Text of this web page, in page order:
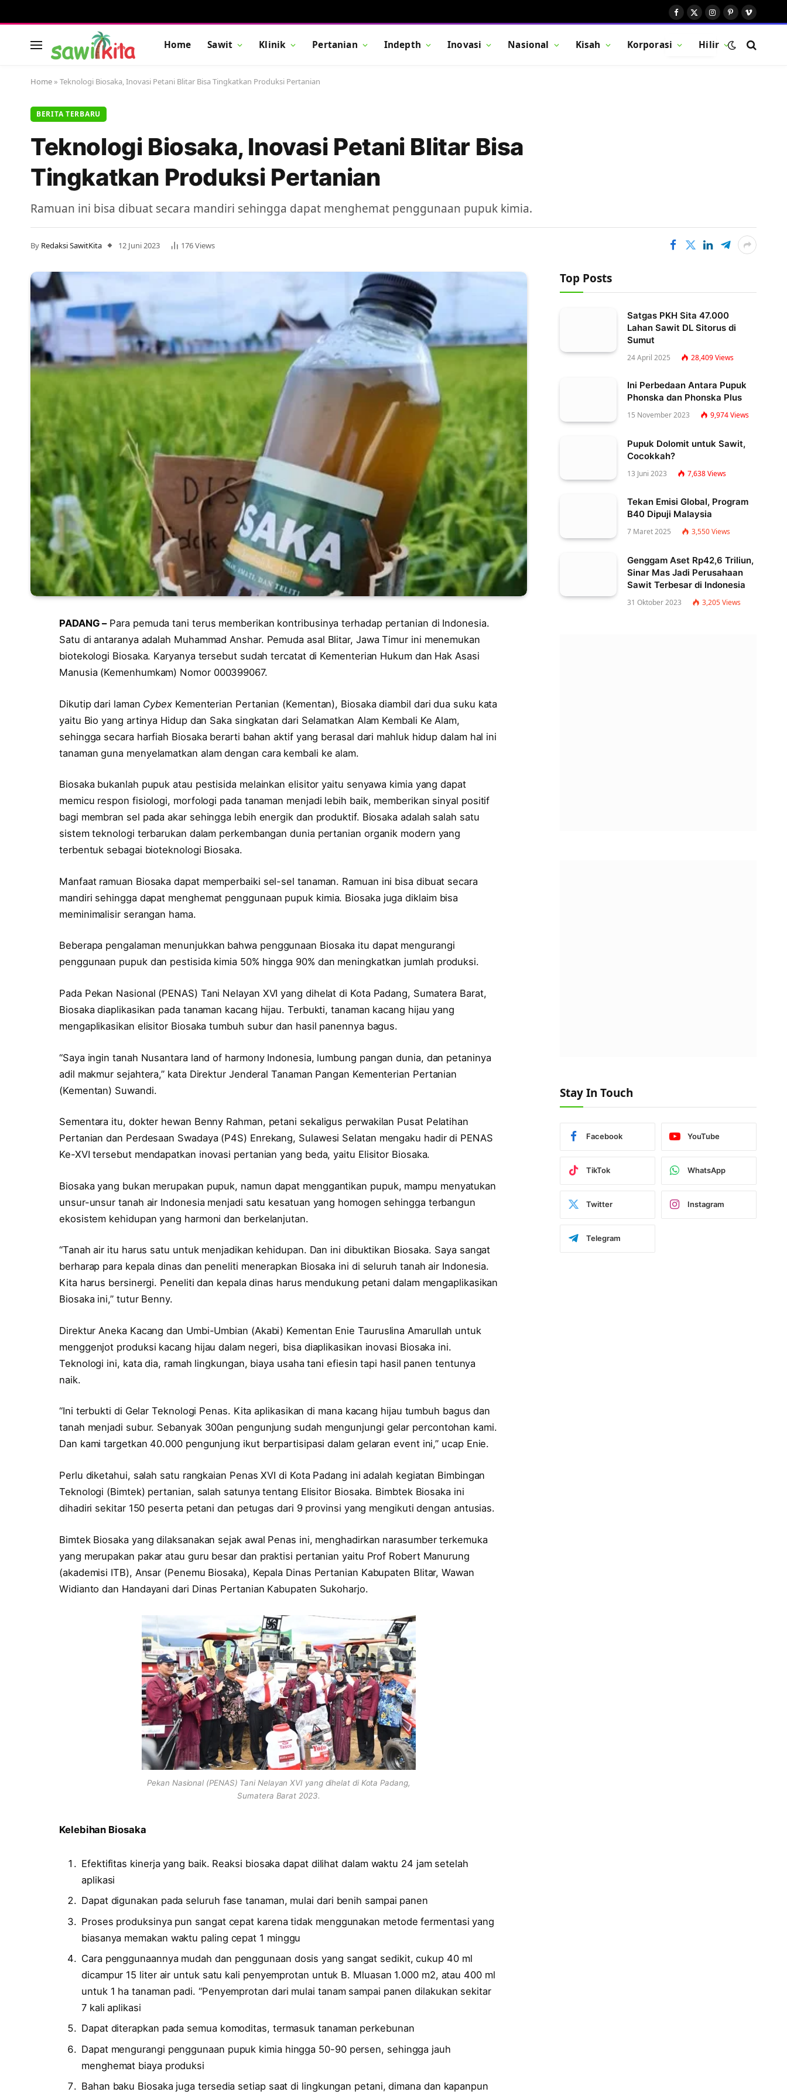
Facebook
X
Instagram
Pinterest
Vimeo
Home Sawit Klinik Pertanian Indepth Inovasi Nasional Kisah Korporasi Hilir
BUTTON
Home » Teknologi Biosaka, Inovasi Petani Blitar Bisa Tingkatkan Produksi Pertanian
BERITA TERBARU
Teknologi Biosaka, Inovasi Petani Blitar Bisa
Tingkatkan Produksi Pertanian
Ramuan ini bisa dibuat secara mandiri sehingga dapat menghemat penggunaan pupuk kimia.
By Redaksi SawitKita 12 Juni 2023 176Views
PADANG –Para pemuda tani terus memberikan kontribusinya terhadap pertanian di Indonesia.
Satu di antaranya adalah Muhammad Anshar. Pemuda asal Blitar, Jawa Timur ini menemukan
biotekologi Biosaka. Karyanya tersebut sudah tercatat di Kementerian Hukum dan Hak Asasi
Manusia (Kemenhumkam) Nomor 000399067.
Dikutip dari laman Cybex Kementerian Pertanian (Kementan), Biosaka diambil dari dua suku kata
yaitu Bio yang artinya Hidup dan Saka singkatan dari Selamatkan Alam Kembali Ke Alam,
sehingga secara harfiah Biosaka berarti bahan aktif yang berasal dari mahluk hidup dalam hal ini
tanaman guna menyelamatkan alam dengan cara kembali ke alam.
Biosaka bukanlah pupuk atau pestisida melainkan elisitor yaitu senyawa kimia yang dapat
memicu respon fisiologi, morfologi pada tanaman menjadi lebih baik, memberikan sinyal positif
bagi membran sel pada akar sehingga lebih energik dan produktif. Biosaka adalah salah satu
sistem teknologi terbarukan dalam perkembangan dunia pertanian organik modern yang
terbentuk sebagai bioteknologi Biosaka.
Manfaat ramuan Biosaka dapat memperbaiki sel-sel tanaman. Ramuan ini bisa dibuat secara
mandiri sehingga dapat menghemat penggunaan pupuk kimia. Biosaka juga diklaim bisa
meminimalisir serangan hama.
Beberapa pengalaman menunjukkan bahwa penggunaan Biosaka itu dapat mengurangi
penggunaan pupuk dan pestisida kimia 50% hingga 90% dan meningkatkan jumlah produksi.
Pada Pekan Nasional (PENAS) Tani Nelayan XVI yang dihelat di Kota Padang, Sumatera Barat,
Biosaka diaplikasikan pada tanaman kacang hijau. Terbukti, tanaman kacang hijau yang
mengaplikasikan elisitor Biosaka tumbuh subur dan hasil panennya bagus.
“Saya ingin tanah Nusantara land of harmony Indonesia, lumbung pangan dunia, dan petaninya
adil makmur sejahtera,” kata Direktur Jenderal Tanaman Pangan Kementerian Pertanian
(Kementan) Suwandi.
Sementara itu, dokter hewan Benny Rahman, petani sekaligus perwakilan Pusat Pelatihan
Pertanian dan Perdesaan Swadaya (P4S) Enrekang, Sulawesi Selatan mengaku hadir di PENAS
Ke-XVI tersebut mendapatkan inovasi pertanian yang beda, yaitu Elisitor Biosaka.
Biosaka yang bukan merupakan pupuk, namun dapat menggantikan pupuk, mampu menyatukan
unsur-unsur tanah air Indonesia menjadi satu kesatuan yang homogen sehingga terbangun
ekosistem kehidupan yang harmoni dan berkelanjutan.
“Tanah air itu harus satu untuk menjadikan kehidupan. Dan ini dibuktikan Biosaka. Saya sangat
berharap para kepala dinas dan peneliti menerapkan Biosaka ini di seluruh tanah air Indonesia.
Kita harus bersinergi. Peneliti dan kepala dinas harus mendukung petani dalam mengaplikasikan
Biosaka ini,” tutur Benny.
Direktur Aneka Kacang dan Umbi-Umbian (Akabi) Kementan Enie Tauruslina Amarullah untuk
menggenjot produksi kacang hijau dalam negeri, bisa diaplikasikan inovasi Biosaka ini.
Teknologi ini, kata dia, ramah lingkungan, biaya usaha tani efiesin tapi hasil panen tentunya
naik.
“Ini terbukti di Gelar Teknologi Penas. Kita aplikasikan di mana kacang hijau tumbuh bagus dan
tanah menjadi subur. Sebanyak 300an pengunjung sudah mengunjungi gelar percontohan kami.
Dan kami targetkan 40.000 pengunjung ikut berpartisipasi dalam gelaran event ini,” ucap Enie.
Perlu diketahui, salah satu rangkaian Penas XVI di Kota Padang ini adalah kegiatan Bimbingan
Teknologi (Bimtek) pertanian, salah satunya tentang Elisitor Biosaka. Bimbtek Biosaka ini
dihadiri sekitar 150 peserta petani dan petugas dari 9 provinsi yang mengikuti dengan antusias.
Bimtek Biosaka yang dilaksanakan sejak awal Penas ini, menghadirkan narasumber terkemuka
yang merupakan pakar atau guru besar dan praktisi pertanian yaitu Prof Robert Manurung
(akademisi ITB), Ansar (Penemu Biosaka), Kepala Dinas Pertanian Kabupaten Blitar, Wawan
Widianto dan Handayani dari Dinas Pertanian Kabupaten Sukoharjo.
Pekan Nasional (PENAS) Tani Nelayan XVI yang dihelat di Kota Padang,
Sumatera Barat 2023.
Kelebihan Biosaka
Efektifitas kinerja yang baik. Reaksi biosaka dapat dilihat dalam waktu 24 jam setelah
aplikasi
Dapat digunakan pada seluruh fase tanaman, mulai dari benih sampai panen
Proses produksinya pun sangat cepat karena tidak menggunakan metode fermentasi yang
biasanya memakan waktu paling cepat 1 minggu
Cara penggunaannya mudah dan penggunaan dosis yang sangat sedikit, cukup 40 ml
dicampur 15 liter air untuk satu kali penyemprotan untuk B. Mluasan 1.000 m2, atau 400 ml
untuk 1 ha tanaman padi. “Penyemprotan dari mulai tanam sampai panen dilakukan sekitar
7 kali aplikasi
Dapat diterapkan pada semua komoditas, termasuk tanaman perkebunan
Dapat mengurangi penggunaan pupuk kimia hingga 50-90 persen, sehingga jauh
menghemat biaya produksi
Bahan baku Biosaka juga tersedia setiap saat di lingkungan petani, dimana dan kapanpun
Top Posts
Satgas PKH Sita 47.000
Lahan Sawit DL Sitorus di
Sumut
24 April 2025 28,409Views
Ini Perbedaan Antara Pupuk
Phonska dan Phonska Plus
15 November 2023 9,974Views
Pupuk Dolomit untuk Sawit,
Cocokkah?
13 Juni 2023 7,638Views
Tekan Emisi Global, Program
B40 Dipuji Malaysia
7 Maret 2025 3,550Views
Genggam Aset Rp42,6 Triliun,
Sinar Mas Jadi Perusahaan
Sawit Terbesar di Indonesia
31 Oktober 2023 3,205Views
Stay In Touch
Facebook YouTube
TikTok WhatsApp
Twitter Instagram
Telegram